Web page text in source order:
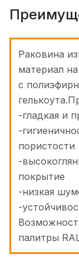
Раковина
материал
с
-гладкая и
-
пористости
-
покрытие
-низкая
-
палитры